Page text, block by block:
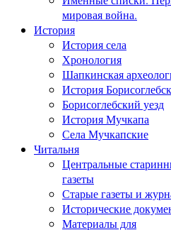
мировая война.
История
История села
Хронология
Шапкинская
История
Борисоглебский уезд
История Мучкапа
Села Мучкапские
Читальня
Центральные
газеты
Старые газеты и
Исторические
Материалы для